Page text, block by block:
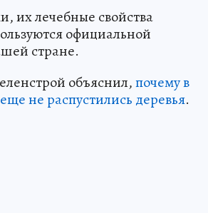
их лечебные свойства
официальной
стране.
объяснил,почему в
не распустились деревья.